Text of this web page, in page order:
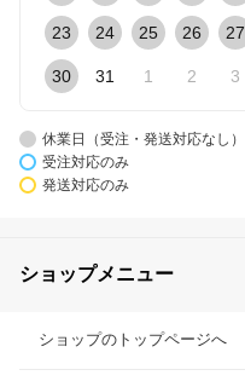
23 24 25 26 27
30 31 1 2 3
休業日（受注・発送対応なし）
受注対応のみ
発送対応のみ
ショップメニュー
ショップのトップページへ